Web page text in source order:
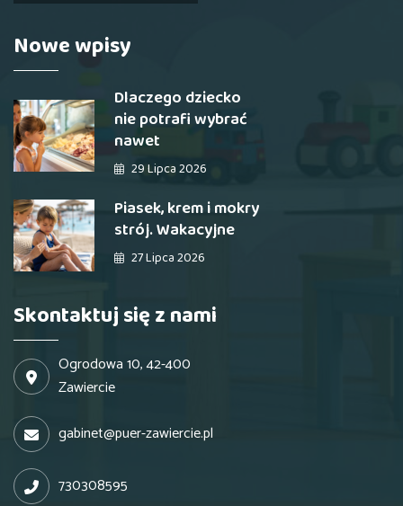
Nowe wpisy
Dlaczego dziecko
nie potrafi wybrać
nawet
29 Lipca 2026
Piasek, krem i mokry
strój. Wakacyjne
27 Lipca 2026
Skontaktuj się z nami
Ogrodowa 10, 42-400
Zawiercie
gabinet@puer-zawiercie.pl
730308595